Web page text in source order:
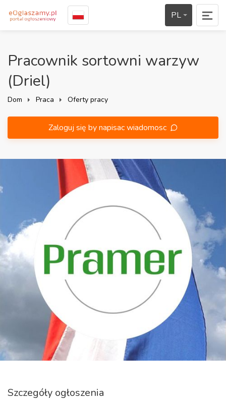
PL
Pracownik sortowni warzyw
(Driel)
Dom Praca Oferty pracy
Zaloguj się by napisac wiadomosc
Szczegóły ogłoszenia